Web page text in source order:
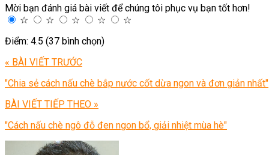
Mời bạn đánh giá bài viết để chúng tôi phục vụ bạn tốt hơn!
☆
☆ ☆ ☆
☆
Điểm: 4.5 (37 bình chọn)
« BÀI VIẾT TRƯỚC
"Chia sẻ cách nấu chè bắp nước cốt dừa ngon và đơn giản nhất"
BÀI VIẾT TIẾP THEO »
"Cách nấu chè ngô đỗ đen ngon bổ, giải nhiệt mùa hè"